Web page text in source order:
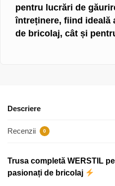
pentru lucrări de
întreținere, fiind ideală
de bricolaj, cât și
Descriere
Recenzii 0
Trusa completă WERSTIL
pasionați de bricolaj